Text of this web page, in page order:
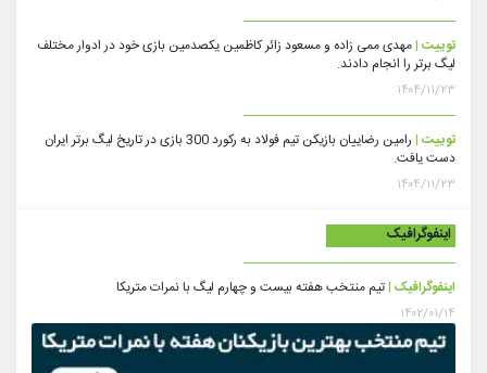
توییت |مهدی ممی زاده و مسعود زائر کاظمین یکصدمین بازی خود در ادوار مختلف
لیگ برتر را انجام دادند.
۱۴۰۴/۱۱/۲۳
توییت |
رامین رضاییان بازیکن تیم فولاد به رکورد 300 بازی در تاریخ لیگ برتر ایران
دست یافت.
۱۴۰۴/۱۱/۲۳
اینفوگرافیک
اینفوگرافیک |تیم منتخب هفته بیست و چهارم لیگ با نمرات متریکا
۱۴۰۲/۰۱/۱۴